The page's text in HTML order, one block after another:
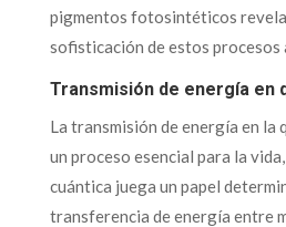
pigmentos fotosintéticos
sofisticación de estos procesos
Transmisión de energía en
La transmisión de energía en la
un proceso esencial para la
cuántica juega un papel
transferencia de energía entre